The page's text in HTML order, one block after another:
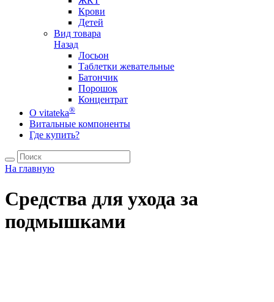
Крови
Детей
Вид товара
Назад
Лосьон
Таблетки жевательные
Батончик
Порошок
Концентрат
О vitateka®
Витальные компоненты
Где купить?
На главную
Средства для ухода за
подмышками